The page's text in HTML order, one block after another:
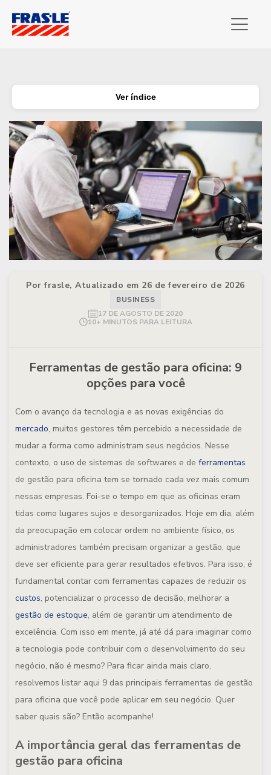
Ver índice
Por frasle, Atualizado em 26 de fevereiro de 2026
BUSINESS
17 DE AGOSTO DE 2020
10+ MINUTOS PARA LEITURA
Ferramentas de gestão para oficina: 9
opções para você
Com o avanço da tecnologia e as novas exigências do
mercado, muitos gestores têm percebido a necessidade de
mudar a forma como administram seus negócios. Nesse
contexto, o uso de sistemas de softwares e de ferramentas
de gestão para oficina tem se tornado cada vez mais comum
nessas empresas. Foi-se o tempo em que as oficinas eram
tidas como lugares sujos e desorganizados. Hoje em dia, além
da preocupação em colocar ordem no ambiente físico, os
administradores também precisam organizar a gestão, que
deve ser eficiente para gerar resultados efetivos. Para isso, é
fundamental contar com ferramentas capazes de reduzir os
custos, potencializar o processo de decisão, melhorar a
gestão de estoque, além de garantir um atendimento de
excelência. Com isso em mente, já até dá para imaginar como
a tecnologia pode contribuir com o desenvolvimento do seu
negócio, não é mesmo? Para ficar ainda mais claro,
resolvemos listar aqui 9 das principais ferramentas de gestão
para oficina que você pode aplicar em seu negócio. Quer
saber quais são? Então acompanhe!
A importância geral das ferramentas de
gestão para oficina